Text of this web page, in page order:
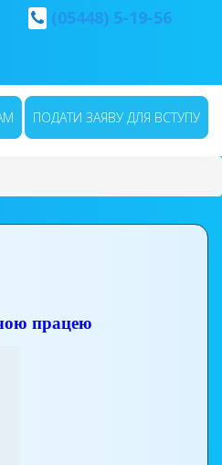
(05448) 5-19-56
ПОДАТИ ЗАЯВУ ДЛЯ ВСТУПУ
працею